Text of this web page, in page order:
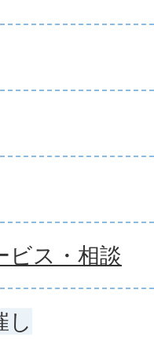
ビス・相談
し